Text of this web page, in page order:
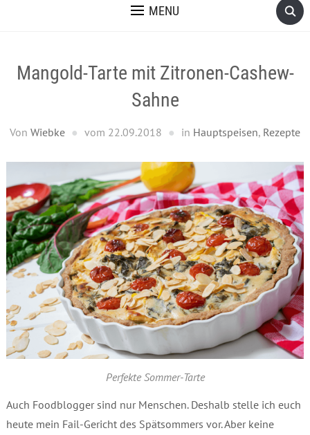
MENU
Mangold-Tarte mit Zitronen-Cashew-
Sahne
Von Wiebke vom 22.09.2018 in Hauptspeisen, Rezepte
Perfekte Sommer-Tarte
Auch Foodblogger sind nur Menschen. Deshalb stelle ich euch
heute mein Fail-Gericht des Spätsommers vor. Aber keine